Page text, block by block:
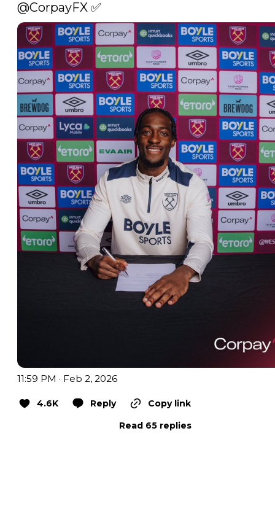
@CorpayFX ✅
11:59 PM · Feb 2, 2026
4.6K Reply
Copy link
Read 65 replies